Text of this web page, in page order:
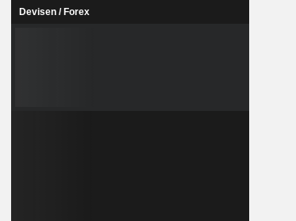
Devisen / Forex